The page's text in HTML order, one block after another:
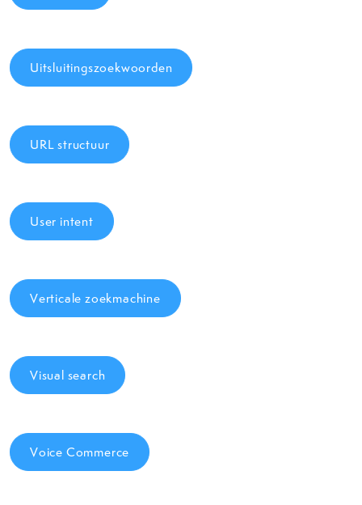
Uitsluitingszoekwoorden
URL structuur
User intent
Verticale zoekmachine
Visual search
Voice Commerce